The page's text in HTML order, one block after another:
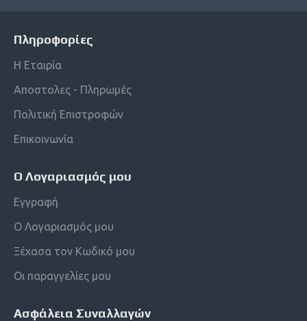
Πληροφορίες
Η Εταιρία
Αποστολες - Πληρωμές
Πολιτική Επιστροφών
Επικοινωνία
Ο Λογαριασμός μου
Εγγραφή
Ο Λογαριασμός μου
Ξέχασα τον Κωδικό μου
Οι παραγγελίες μου
Ασφάλεια Συναλλαγών